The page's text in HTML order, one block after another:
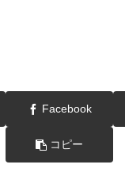
Facebook
コピー